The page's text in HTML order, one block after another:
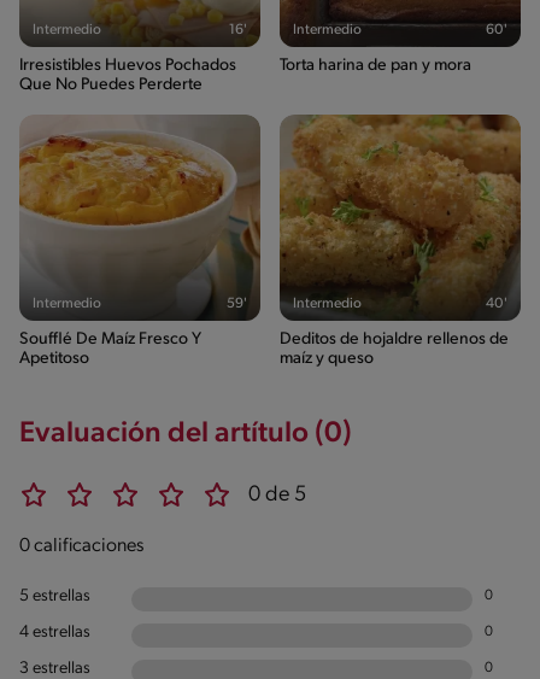
Intermedio 16'
Irresistibles Huevos Pochados
Que No Puedes Perderte
Intermedio 60'
Torta harina de pan y mora
Intermedio 59'
Soufflé De Maíz Fresco Y
Apetitoso
Intermedio 40'
Deditos de hojaldre rellenos de
maíz y queso
Evaluación del artítulo (0)
0 de 5
0 calificaciones
5 estrellas 0
4 estrellas 0
3 estrellas 0